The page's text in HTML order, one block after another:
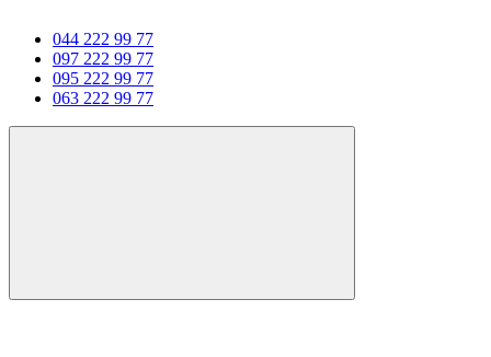
044 222 99 77
097 222 99 77
095 222 99 77
063 222 99 77